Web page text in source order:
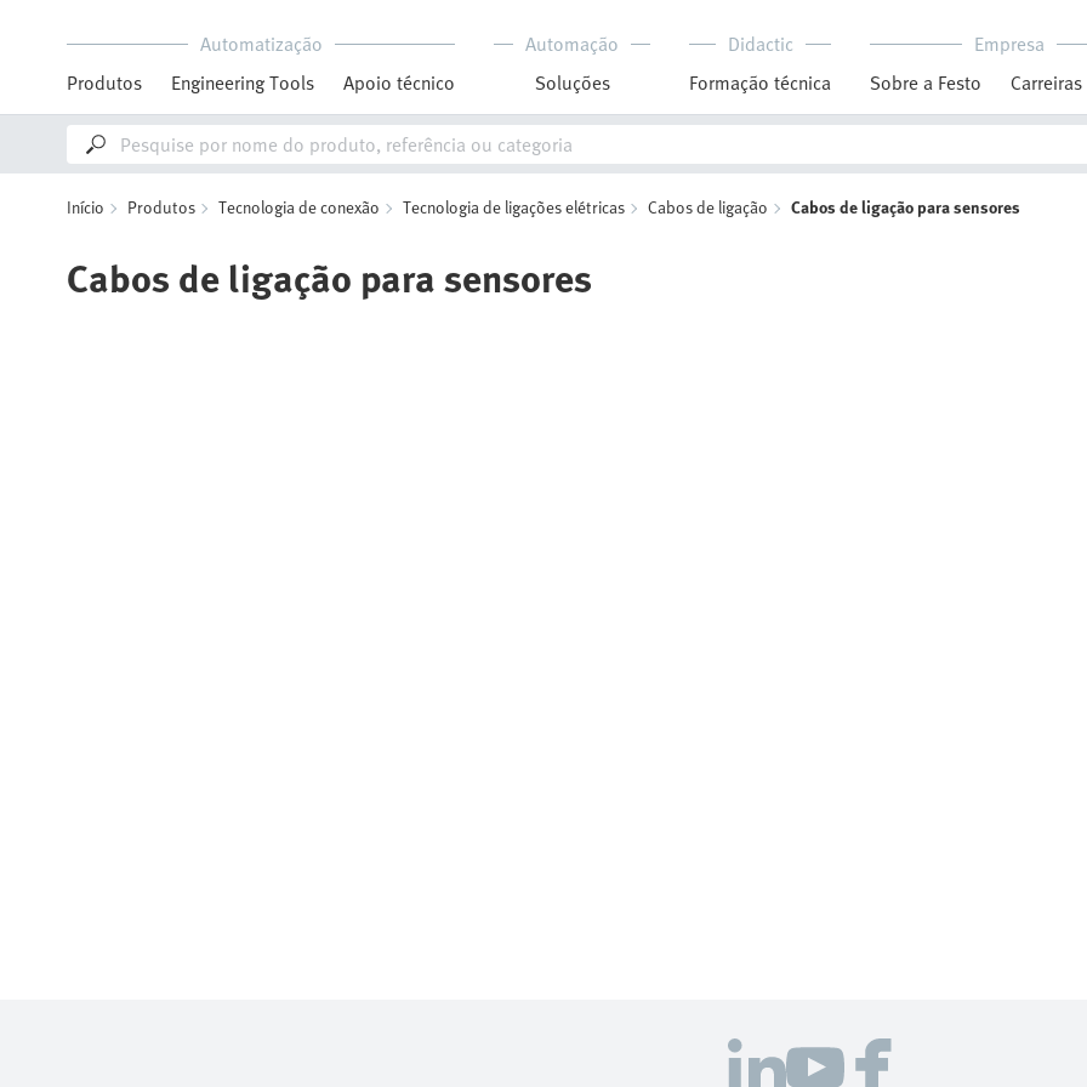
Automatização
Produtos
Engineering Tools Apoio técnico
Automação
Soluções
Didactic
Formação técnica
Empresa
Sobre a Festo
Carreiras
Início Produtos Tecnologia de conexão Tecnologia de ligações elétricas Cabos de ligação Cabos de ligação para sensores
Cabos de ligação para sensores